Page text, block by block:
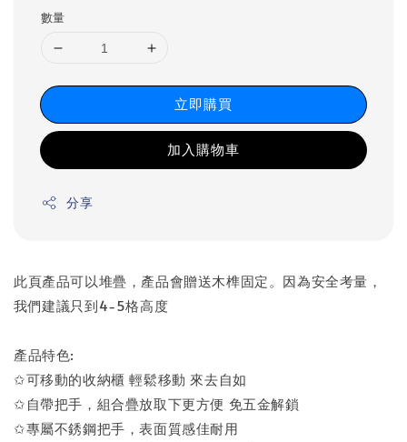
數量
立即購買
加入購物車
分享
此頁產品可以堆疊，產品會贈送木榫固定。因為安全考量，
我們建議只到4-5格高度
產品特色:
✩可移動的收納櫃 輕鬆移動 來去自如
✩自帶把手，組合疊放取下更方便 免五金解鎖
✩專屬不銹鋼把手，表面質感佳耐用